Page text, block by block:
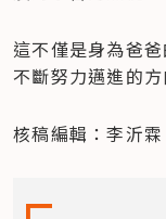
這不僅是身為爸
不斷努力邁進的方
核稿編輯：李沂霖